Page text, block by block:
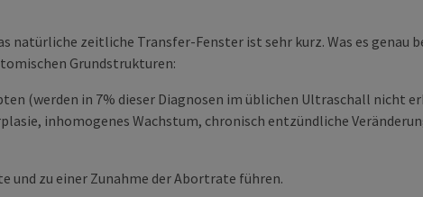
natürliche zeitliche Transfer-Fenster ist sehr kurz. Was es
Grundstrukturen:
(werden in 7% dieser Diagnosen im üblichen Ultraschall nicht
inhomogenes Wachstum, chronisch entzündliche
zu einer Zunahme der Abortrate führen.